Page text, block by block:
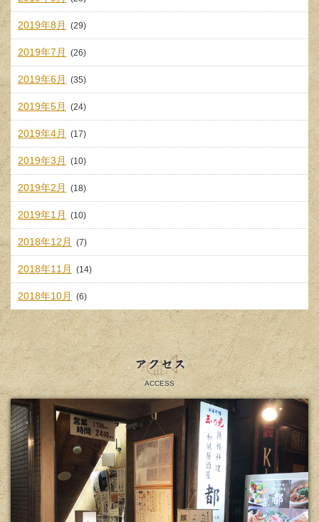
2019年8月 (29)
2019年7月 (26)
2019年6月 (35)
2019年5月 (24)
2019年4月 (17)
2019年3月 (10)
2019年2月 (18)
2019年1月 (10)
2018年12月 (7)
2018年11月 (14)
2018年10月 (6)
アクセス
ACCESS